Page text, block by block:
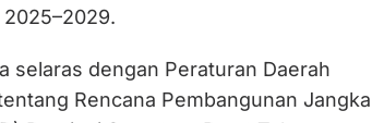
selaras dengan Peraturan Daerah
Rencana Pembangunan Jangka